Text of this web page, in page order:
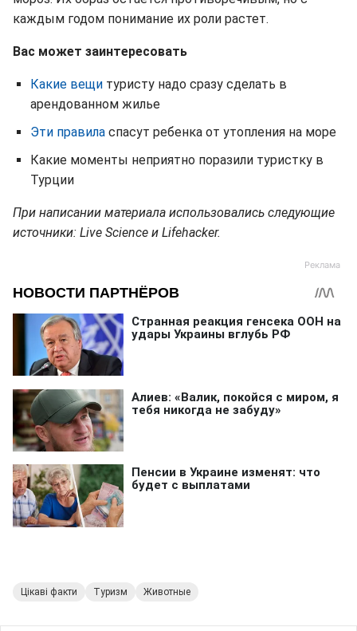
каждым годом понимание их роли растет.
Вас может заинтересовать
Какие вещи туристу надо сразу сделать в
арендованном жилье
Эти правила спасут ребенка от утопления на море
Какие моменты неприятно поразили туристку в
Турции
При написании материала использовались следующие
источники: Live Science и Lifehacker.
Цікаві факти Туризм Животные